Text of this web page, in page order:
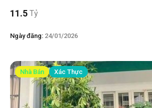
11.5 Tỷ
Ngày đăng: 24/01/2026
Nhà Bán Xác Thực